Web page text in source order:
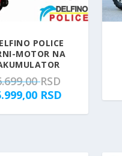
POLICE
MOTOR NA
RSD
r
RSDT